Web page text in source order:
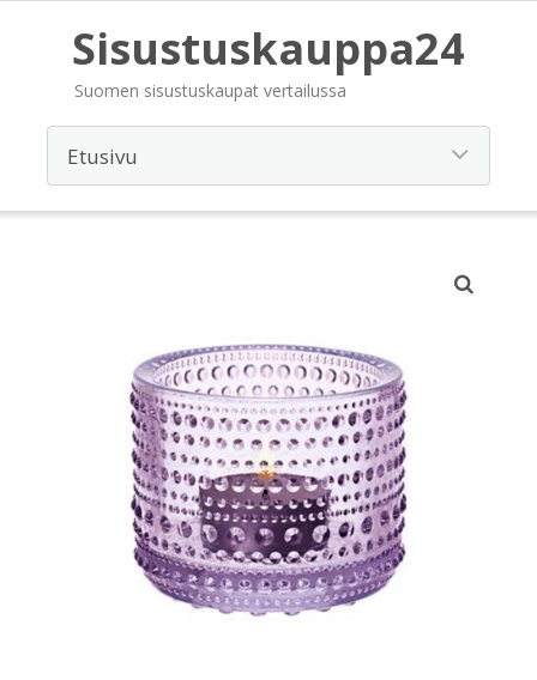
Sisustuskauppa24
Suomen sisustuskaupat vertailussa